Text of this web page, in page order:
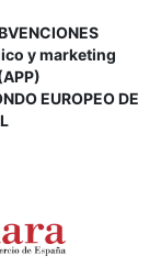
y marketing
EUROPEO DE